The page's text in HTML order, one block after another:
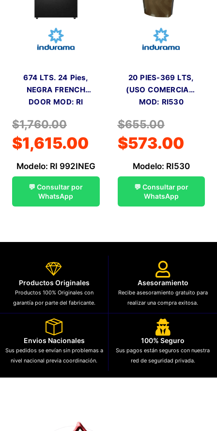
674 LTS. 24 Pies,
NEGRA FRENCH
DOOR MOD: RI
$1,760.00
$1,615.00
Modelo: RI 992INEG
💬 Consultar por
WhatsApp
20 PIES-369 LTS,
(USO COMERCIAL)
MOD: RI530
$655.00
$573.00
Modelo: RI530
💬 Consultar por
WhatsApp
Productos Originales
Productos 100% Originales con
garantía por parte del fabricante.
Asesoramiento
Recibe asesoramiento gratuito para
realizar una compra exitosa.
Envios Nacionales
Sus pedidos se envían sin problemas a
nivel nacional previa coordinación.
100% Seguro
Sus pagos están seguros con nuestra
red de seguridad privada.